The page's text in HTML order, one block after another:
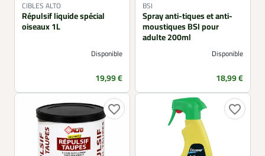
CIBLES ALTO
Répulsif liquide spécial
oiseaux 1L
Disponible
Prix
19,99 €
BSI
Spray anti-tiques et anti-
moustiques BSI pour
adulte 200ml
Disponible
Prix
18,99 €
favorite_border favorite_border